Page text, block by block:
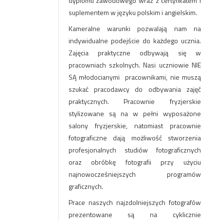
suplementem w języku polskim i angielskim.
Kameralne warunki pozwalają nam na
indywidualne podejście do każdego ucznia.
Zajęcia praktyczne odbywają się w
pracowniach szkolnych. Nasi uczniowie NIE
SĄ młodocianymi pracownikami, nie muszą
szukać pracodawcy do odbywania zajęć
praktycznych. Pracownie fryzjerskie
stylizowane są na w pełni wyposażone
salony fryzjerskie, natomiast pracownie
fotograficzne dają możliwość stworzenia
profesjonalnych studiów fotograficznych
oraz obróbkę fotografii przy użyciu
najnowocześniejszych programów
graficznych.
Prace naszych najzdolniejszych fotografów
prezentowane są na cyklicznie